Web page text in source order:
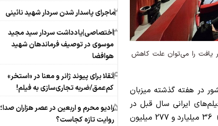
یافت را می‌توان علت کاهش
در هفته گذشته میزبان
ایرانی سال قبل در
حال اکران و فیلم‌های جدید و همچنین فیلم‌های خارجی) 36 میلیارد و 277 میلیون
2ماجرای پاسدار شدن سردار شهید نائینی
3اختصاصی|یادداشت سردار سید مجید
موسوی در توصیف فرماندهان شهید
هوافضا
4تقلا برای پیوند ژانر و معنا در «استخر»
کم‌عمق/ضربه تجاری‌سازی به فیلم!
5رادیو محرم و اربعین در عصر هزاران صدا؛
روایت تازه کجاست؟